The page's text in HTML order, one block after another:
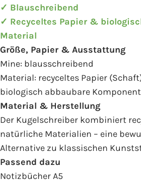
✓ Blauschreibend
✓ Recyceltes Papier &
Material
Größe, Papier & Ausstattung
Mine: blausschreibend
Material: recyceltes Papier
biologisch abbaubare
Material & Herstellung
Der Kugelschreiber kombiniert
natürliche Materialien – eine
Alternative zu klassischen
Passend dazu
Notizbücher A5